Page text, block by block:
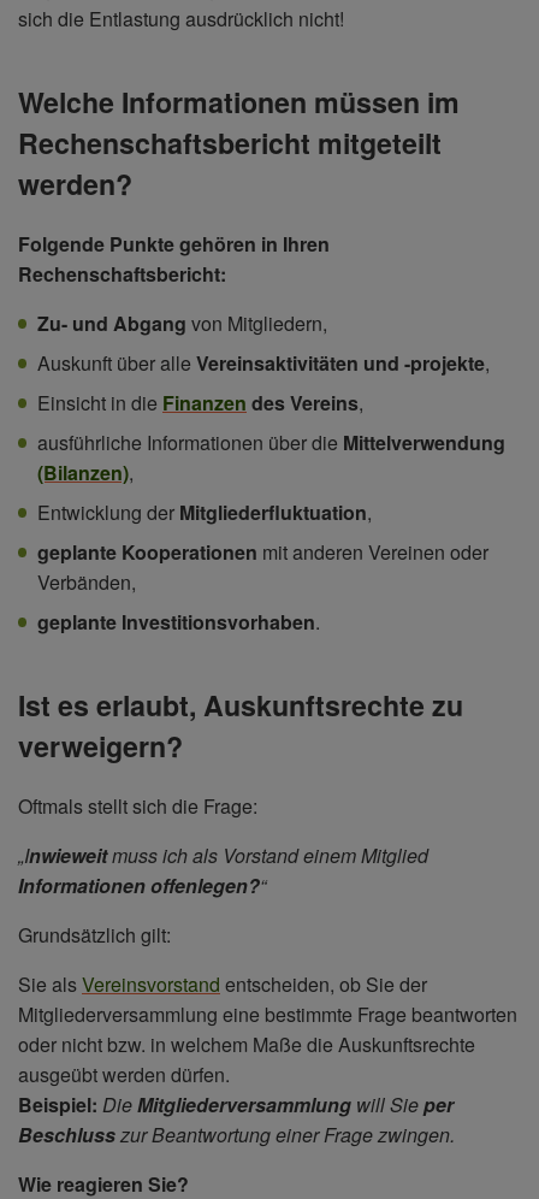
sich die Entlastung ausdrücklich nicht!
Welche Informationen müssen im
Rechenschaftsbericht mitgeteilt
werden?
Folgende Punkte gehören in Ihren
Rechenschaftsbericht:
Zu- und Abgang von Mitgliedern,
Auskunft über alle Vereinsaktivitäten und -projekte,
Einsicht in die Finanzen des Vereins,
ausführliche Informationen über die Mittelverwendung
(Bilanzen),
Entwicklung der Mitgliederfluktuation,
geplante Kooperationen mit anderen Vereinen oder
Verbänden,
geplante Investitionsvorhaben.
Ist es erlaubt, Auskunftsrechte zu
verweigern?
Oftmals stellt sich die Frage:
„Inwieweitmuss ich als Vorstand einem Mitglied
Informationen offenlegen?“
Grundsätzlich gilt:
Sie alsVereinsvorstand entscheiden, ob Sie der
Mitgliederversammlung eine bestimmte Frage beantworten
oder nicht bzw. in welchem Maße die Auskunftsrechte
ausgeübt werden dürfen.
Beispiel: DieMitgliederversammlung will Sieper
Beschlusszur Beantwortung einer Frage zwingen.
Wie reagieren Sie?